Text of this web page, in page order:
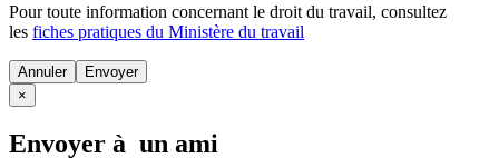
Pour toute information concernant le droit du travail, consultez
les fiches pratiques du Ministère du travail
Annuler
×
Envoyer à un ami